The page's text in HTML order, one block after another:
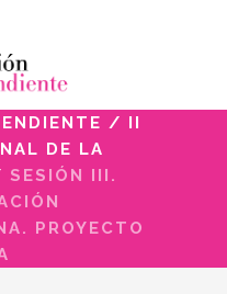
/ II
DE LA
SESIÓN III.
PROYECTO